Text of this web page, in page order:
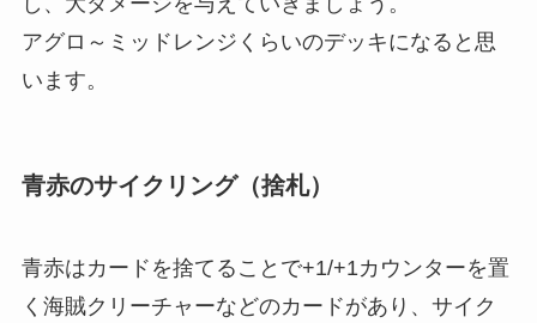
アグロ～ミッドレンジくらいのデッキになると思
います。
青赤のサイクリング（捨札）
青赤はカードを捨てることで+1/+1カウンターを置
く海賊クリーチャーなどのカードがあり、 サイク